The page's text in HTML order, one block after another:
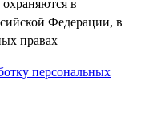
в
Федерации, в
правах
персональных